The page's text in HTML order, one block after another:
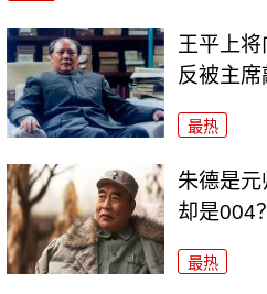
王平上将
反被主席
最热
朱德是
却是004？
最热